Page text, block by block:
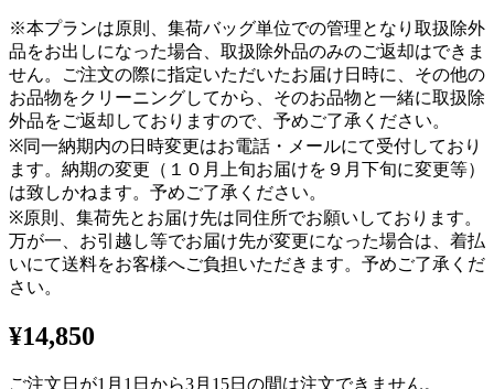
※本プランは原則、集荷バッグ単位での管理となり取扱除外
品をお出しになった場合、取扱除外品のみのご返却はできま
せん。ご注文の際に指定いただいたお届け日時に、その他の
お品物をクリーニングしてから、そのお品物と一緒に取扱除
外品をご返却しておりますので、予めご了承ください。
※同一納期内の日時変更はお電話・メールにて受付しており
ます。納期の変更（１０月上旬お届けを９月下旬に変更等）
は致しかねます。予めご了承ください。
※原則、集荷先とお届け先は同住所でお願いしております。
万が一、お引越し等でお届け先が変更になった場合は、着払
いにて送料をお客様へご負担いただきます。予めご了承くだ
さい。
¥14,850
ご注文日が1月1日から3月15日の間は注文できません。